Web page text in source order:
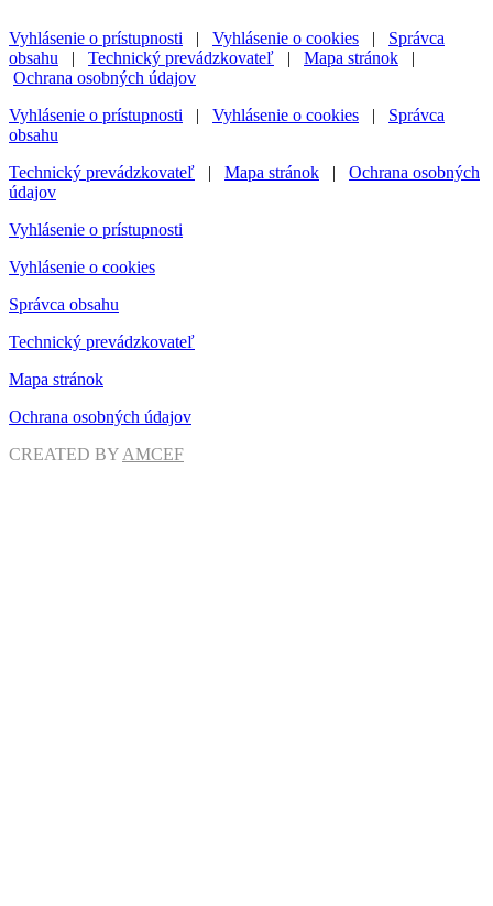
Vyhlásenie o prístupnosti | Vyhlásenie o cookies | Správca
obsahu | Technický prevádzkovateľ | Mapa stránok |
Ochrana osobných údajov
Vyhlásenie o prístupnosti | Vyhlásenie o cookies | Správca
obsahu
Technický prevádzkovateľ | Mapa stránok | Ochrana osobných
údajov
Vyhlásenie o prístupnosti
Vyhlásenie o cookies
Správca obsahu
Technický prevádzkovateľ
Mapa stránok
Ochrana osobných údajov
CREATED BY AMCEF